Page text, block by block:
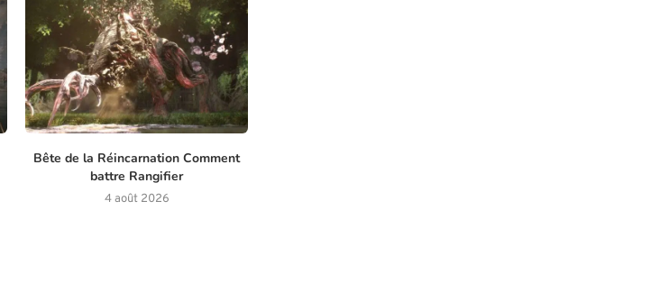
Bête de la Réincarnation Comment
battre Rangifier
4 août 2026